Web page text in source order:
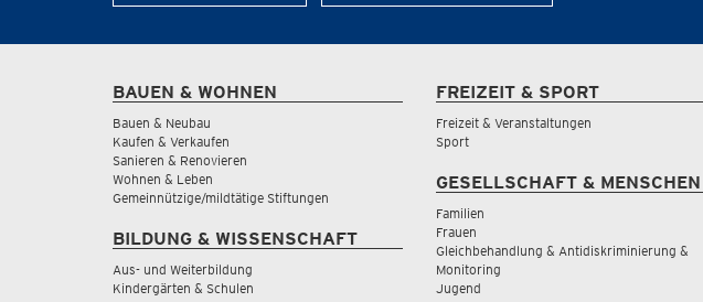
BAUEN & WOHNEN
Bauen & Neubau
Kaufen & Verkaufen
Sanieren & Renovieren
Wohnen & Leben
Gemeinnützige/mildtätige Stiftungen
BILDUNG & WISSENSCHAFT
Aus- und Weiterbildung
Kindergärten & Schulen
FREIZEIT & SPORT
Freizeit & Veranstaltungen
Sport
GESELLSCHAFT & MENSCHEN
Familien
Frauen
Gleichbehandlung & Antidiskriminierung &
Monitoring
Jugend